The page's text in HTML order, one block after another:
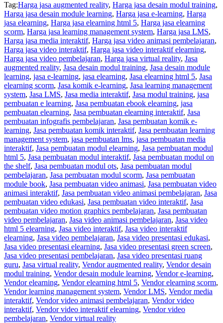
Tag:Harga jasa augmented reality, Harga jasa desain modul training,
Harga jasa desain module learning, Harga jasa e-learning, Harga
jasa elearning, Harga jasa elearning html 5, Harga jasa elearning
scorm, Harga jasa learning management system, Harga jasa LMS,
Harga jasa media interaktif, Harga jasa video animasi pembelajaran,
Harga jasa video interaktif, Harga jasa video interaktif elearning,
Harga jasa video pembelajaran, Harga jasa virtual reality, Jasa
augmented reality, Jasa desain modul training, Jasa desain module
learning, jasa e-learning, jasa elearning, Jasa elearning html 5, Jasa
elearning scorm, Jasa komik e-learning, Jasa learning management
system, Jasa LMS, Jasa media interaktif, Jasa modul training, jasa
pembuatan e learning, Jasa pembuatan ebook elearning, jasa
pembuatan elearning, Jasa pembuatan elearning interaktif, Jasa
pembuatan infografis pembelajaran, Jasa pembuatan komik e-
learning, Jasa pembuatan komik interaktif, Jasa pembuatan learning
management system, jasa pembuatan lms, jasa pembuatan media
interaktif, Jasa pembuatan modul elearning, Jasa pembuatan modul
html 5, Jasa pembuatan modul interaktif, Jasa pembuatan modul on
the shelf, Jasa pembuatan modul ots, Jasa pembuatan modul
pembelajaran, Jasa pembuatan modul scorm, Jasa pembuatan
module book, Jasa pembuatan video animasi, Jasa pembuatan video
animasi interaktif, Jasa pembuatan video animasi pembelajaran, Jasa
pembuatan video edukasi, Jasa pembuatan video interaktif, Jasa
pembuatan video motion graphics pembelajaran, Jasa pembuatan
video pembelajaran, Jasa video animasi pembelajaran, Jasa video
html 5 elearning, Jasa video interaktif, Jasa video interaktif
elearning, Jasa video pembelajaran, Jasa video presentasi edukasi,
Jasa video presentasi elearning, Jasa video presentasi green screen,
Jasa video presentasi pembelajaran, Jasa video presentasi ruang
guru, Jasa virtual reality, Vendor augmented reality, Vendor desain
modul training, Vendor desain module learning, Vendor e-learning,
Vendor elearning, Vendor elearning html 5, Vendor elearning scorm,
Vendor learning management system, Vendor LMS, Vendor media
interaktif, Vendor video animasi pembelajaran, Vendor video
interaktif, Vendor video interaktif elearning, Vendor video
pembelajaran, Vendor virtual reality